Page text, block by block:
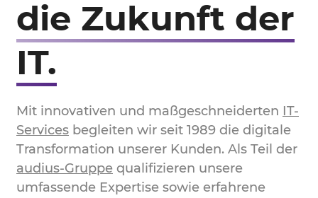
die Zukunft der
IT.
Mit innovativen und maßgeschneiderten IT-
Services begleiten wir seit 1989 die digitale
Transformation unserer Kunden. Als Teil der
audius-Gruppe qualifizieren unsere
umfassende Expertise sowie erfahrene